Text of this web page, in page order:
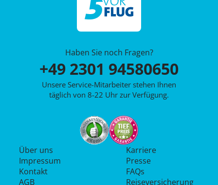
Haben Sie noch Fragen?
+49 2301 94580650
Unsere Service-Mitarbeiter stehen Ihnen
täglich von 8-22 Uhr zur Verfügung.
Über uns
Impressum
Kontakt
AGB
Karriere
Presse
FAQs
Reiseversicherung